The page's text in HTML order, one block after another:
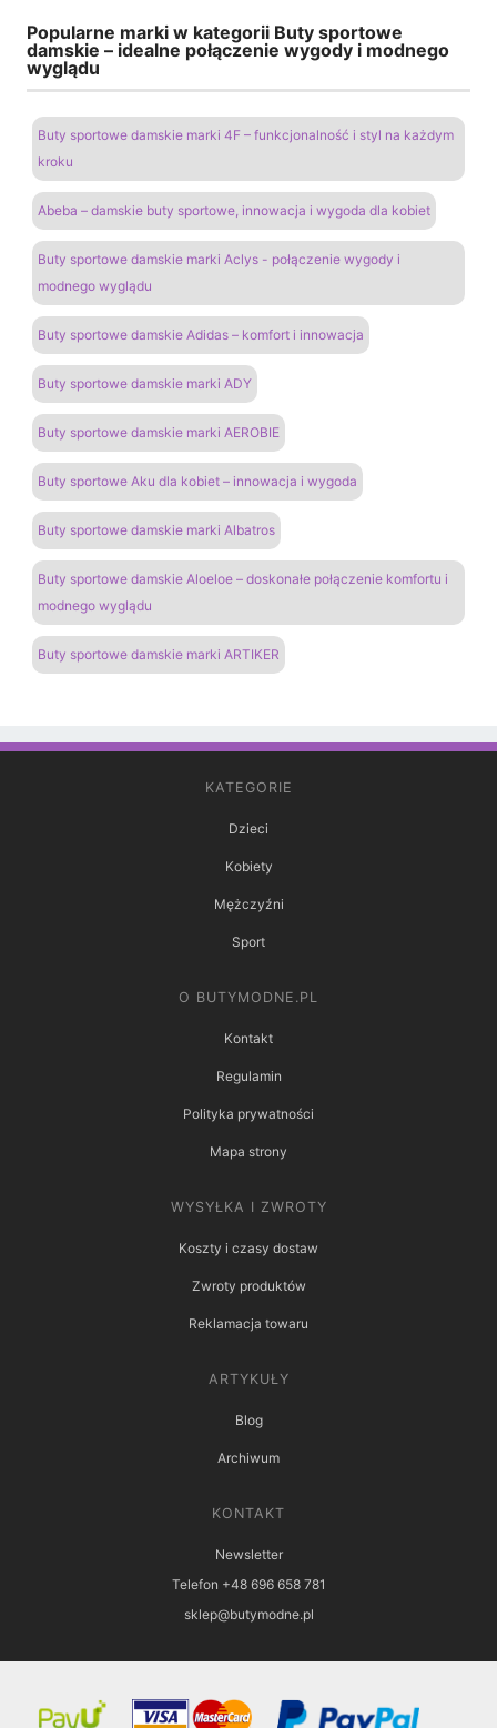
Popularne marki w kategorii Buty sportowe
damskie – idealne połączenie wygody i modnego
wyglądu
Buty sportowe damskie marki 4F – funkcjonalność i styl na każdym
kroku
Abeba – damskie buty sportowe, innowacja i wygoda dla kobiet
Buty sportowe damskie marki Aclys - połączenie wygody i
modnego wyglądu
Buty sportowe damskie Adidas – komfort i innowacja
Buty sportowe damskie marki ADY
Buty sportowe damskie marki AEROBIE
Buty sportowe Aku dla kobiet – innowacja i wygoda
Buty sportowe damskie marki Albatros
Buty sportowe damskie Aloeloe – doskonałe połączenie komfortu i
modnego wyglądu
Buty sportowe damskie marki ARTIKER
KATEGORIE
Dzieci
Kobiety
Mężczyźni
Sport
O BUTYMODNE.PL
Kontakt
Regulamin
Polityka prywatności
Mapa strony
WYSYŁKA I ZWROTY
Koszty i czasy dostaw
Zwroty produktów
Reklamacja towaru
ARTYKUŁY
Blog
Archiwum
KONTAKT
Newsletter
Telefon +48 696 658 781
sklep@butymodne.pl